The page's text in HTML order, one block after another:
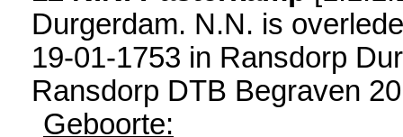
Durgerdam. N.N. is
19-01-1753 in Ransdorp
Ransdorp DTB Begraven
Geboorte: